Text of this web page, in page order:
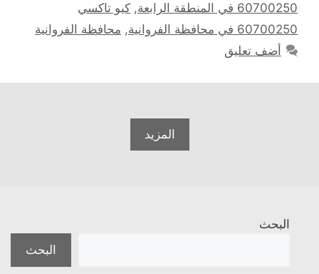
60700250 في المنطقة الرابعة
, كيو تاكسي
60700250 في محافظة الفروانية
, محافظة الفروانية
أضف تعليق
المزيد
البحث
البحث